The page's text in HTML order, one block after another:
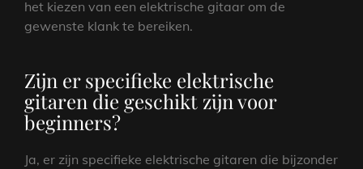
het kiezen van een elektrische gitaar om de
gewenste klank te bereiken.
Zijn er specifieke elektrische
gitaren die geschikt zijn voor
beginners?
Ja, er zijn specifieke elektrische gitaren die bijzonder